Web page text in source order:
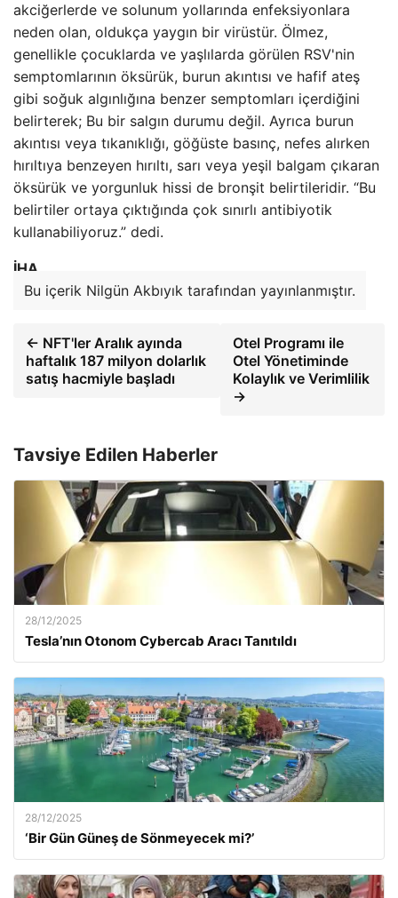
akciğerlerde ve solunum yollarında enfeksiyonlara
neden olan, oldukça yaygın bir virüstür. Ölmez,
genellikle çocuklarda ve yaşlılarda görülen RSV'nin
semptomlarının öksürük, burun akıntısı ve hafif ateş
gibi soğuk algınlığına benzer semptomları içerdiğini
belirterek; Bu bir salgın durumu değil. Ayrıca burun
akıntısı veya tıkanıklığı, göğüste basınç, nefes alırken
hırıltıya benzeyen hırıltı, sarı veya yeşil balgam çıkaran
öksürük ve yorgunluk hissi de bronşit belirtileridir. “Bu
belirtiler ortaya çıktığında çok sınırlı antibiyotik
kullanabiliyoruz.” dedi.
İHA
Bu içerik Nilgün Akbıyık tarafından yayınlanmıştır.
← NFT'ler Aralık ayında
haftalık 187 milyon dolarlık
satış hacmiyle başladı
Otel Programı ile
Otel Yönetiminde
Kolaylık ve Verimlilik
→
Tavsiye Edilen Haberler
28/12/2025
Tesla’nın Otonom Cybercab Aracı Tanıtıldı
28/12/2025
‘Bir Gün Güneş de Sönmeyecek mi?’